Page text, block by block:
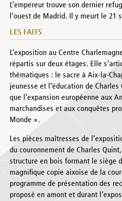
L’empereur trouve son dernier
l’ouest de Madrid. Il y meurt le 21
LES FAITS
L’exposition au Centre
répartis sur deux étages. Elle
thématiques : le sacre à Aix-la-
jeunesse et l’éducation de Charles
que l‘expansion européenne aux
marchandises et aux conquêtes
Monde ».
Les pièces maîtresses de
du couronnement de Charles
structure en bois formant le siège
magnifique copie aixoise de la
programme de présentation des
proposé en amont et durant